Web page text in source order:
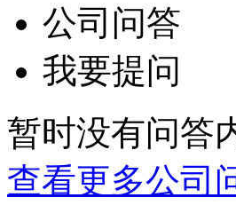
公司问答
我要提问
暂时没有问答
查看更多公司